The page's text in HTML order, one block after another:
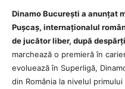
Dinamo București a anunțat
Pușcaș, internaționalul
de jucător liber, după
marchează o premieră în
evoluează în Superligă,
din România la nivelul